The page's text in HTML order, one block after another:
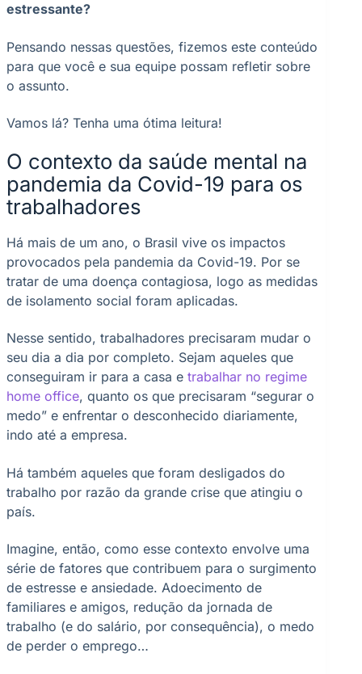
estressante?
Pensando nessas questões, fizemos este conteúdo
para que você e sua equipe possam refletir sobre
o assunto.
Vamos lá? Tenha uma ótima leitura!
O contexto da saúde mental na
pandemia da Covid-19 para os
trabalhadores
Há mais de um ano, o Brasil vive os impactos
provocados pela pandemia da Covid-19. Por se
tratar de uma doença contagiosa, logo as medidas
de isolamento social foram aplicadas.
Nesse sentido, trabalhadores precisaram mudar o
seu dia a dia por completo. Sejam aqueles que
conseguiram ir para a casa e trabalhar no regime
home office, quanto os que precisaram “segurar o
medo” e enfrentar o desconhecido diariamente,
indo até a empresa.
Há também aqueles que foram desligados do
trabalho por razão da grande crise que atingiu o
país.
Imagine, então, como esse contexto envolve uma
série de fatores que contribuem para o surgimento
de estresse e ansiedade. Adoecimento de
familiares e amigos, redução da jornada de
trabalho (e do salário, por consequência), o medo
de perder o emprego…